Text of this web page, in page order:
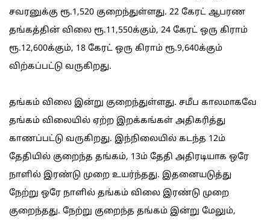
சவரனுக்கு ரூ.1,520 குறைந்துள்ளது. 22 கேரட் ஆபரண
தங்கத்தின் விலை ரூ.11,550க்கும், 24 கேரட் ஒரு கிராம்
ரூ.12,600க்கும், 18 கேரட் ஒரு கிராம் ரூ.9,640க்கும்
விற்கப்பட்டு வருகிறது.
தங்கம் விலை இன்று குறைந்துள்ளது. சமீப காலமாகவே
தங்கம் விலையில் ஏற்ற இறக்கங்கள் அதிகரித்து
காணப்பட்டு வருகிறது. இந்நிலையில் கடந்த 12ம்
தேதியில் குறைந்த தங்கம், 13ம் தேதி அதிரடியாக ஒரே
நாளில் இரண்டு முறை உயர்ந்தது. இதனையடுத்து
நேற்று ஒரே நாளில் தங்கம் விலை இரண்டு முறை
குறைந்தது. நேற்று குறைந்த தங்கம் இன்று மேலும்,